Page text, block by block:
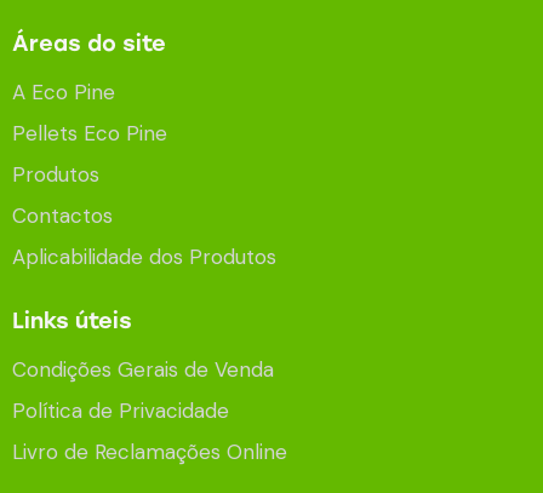
Áreas do site
A Eco Pine
Pellets Eco Pine
Produtos
Contactos
Aplicabilidade dos Produtos
Links úteis
Condições Gerais de Venda
Política de Privacidade
Livro de Reclamações Online